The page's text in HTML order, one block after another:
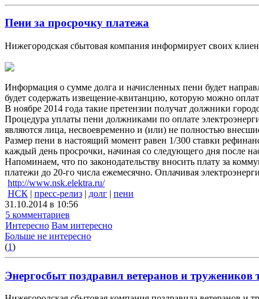
Пени за просрочку платежа
Нижегородская сбытовая компания информирует своих
Информация о сумме долга и начисленных пени будет
будет содержать извещение-квитанцию, которую можно
В ноябре 2014 года такие претензии получат должники
Процедура уплаты пени должниками по оплате
являются лица, несвоевременно и (или) не полностью
Размер пени в настоящий момент равен 1/300 ставки
каждый день просрочки, начиная со следующего дня после
Напоминаем, что по законодательству вносить плату за
платежи до 20-го числа ежемесячно. Оплачивая
http://www.nsk.elektra.ru/
НСК | пресс-релиз | долг | пени
31.10.2014 в 10:56
5 комментариев
Интересно Вам интересно
Больше не интересно
(1)
Энергосбыт поздравил ветеранов и тружеников